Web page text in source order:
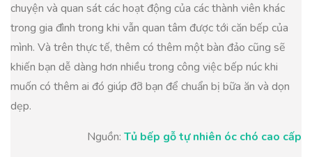
chuyện và quan sát các hoạt động của các thành viên khác
trong gia đình trong khi vẫn quan tâm được tới căn bếp của
mình. Và trên thực tế, thêm có thêm một bàn đảo cũng sẽ
khiến bạn dễ dàng hơn nhiều trong công việc bếp núc khi
muốn có thêm ai đó giúp đỡ bạn để chuẩn bị bữa ăn và dọn
dẹp.
Nguồn: Tủ bếp gỗ tự nhiên óc chó cao cấp